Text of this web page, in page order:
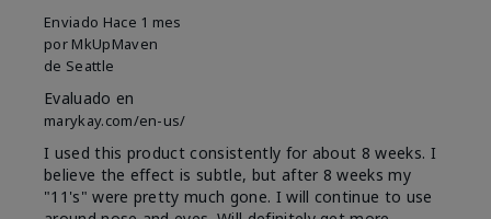
Enviado Hace 1 mes
por MkUpMaven
de Seattle
Evaluado en
marykay.com/en-us/
I used this product consistently for about 8 weeks. I
believe the effect is subtle, but after 8 weeks my
"11's" were pretty much gone. I will continue to use